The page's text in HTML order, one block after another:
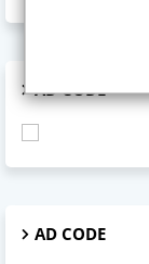
AD CODE
AD CODE